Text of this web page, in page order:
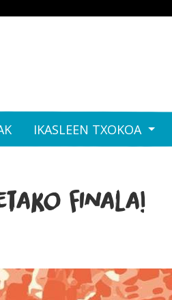
IKASLEEN TXOKOA
finala!